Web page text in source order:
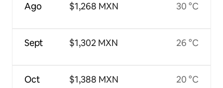
Ago
Sept
Oct
$1,268 MXN
$1,302 MXN
$1,388 MXN
30 °C
26 °C
20 °C